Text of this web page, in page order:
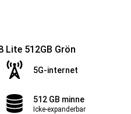
512GB Grön
5G-internet
512 GB minne
Icke-expanderbar